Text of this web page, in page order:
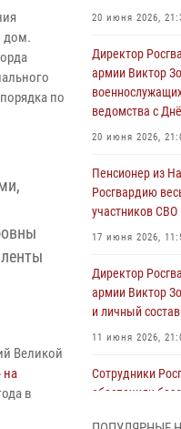
дом.
по
Великой
на
в
20 июня 2026,
Директор
армии Виктор
ведомства с
20 июня 2026,
Пенсионер из
Росгвардию
участников СВО
17 июня 2026,
Директор
армии Виктор
и личный
11 июня 2026,
Сотрудники
обеспечили